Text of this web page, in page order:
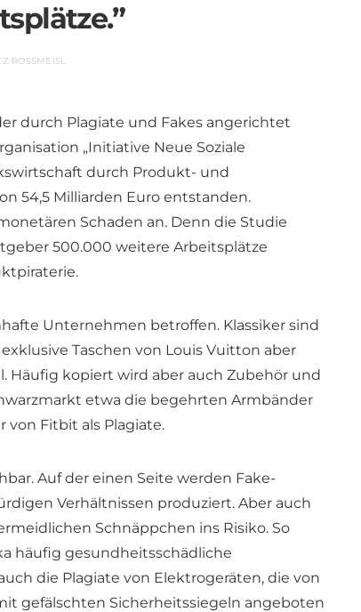
ROSSMEISL
durch Plagiate und Fakes angerichtet
„Initiative Neue Soziale
durch Produkt- und
54,5 Milliarden Euro entstanden.
Schaden an. Denn die Studie
500.000 weitere Arbeitsplätze
Unternehmen betroffen. Klassiker sind
Taschen von Louis Vuitton aber
Häufig kopiert wird aber auch Zubehör und
etwa die begehrten Armbänder
von Fitbit als Plagiate.
Auf der einen Seite werden Fake-
Verhältnissen produziert. Aber auch
Schnäppchen ins Risiko. So
häufig gesundheitsschädliche
die Plagiate von Elektrogeräten, die von
gefälschten Sicherheitssiegeln angeboten